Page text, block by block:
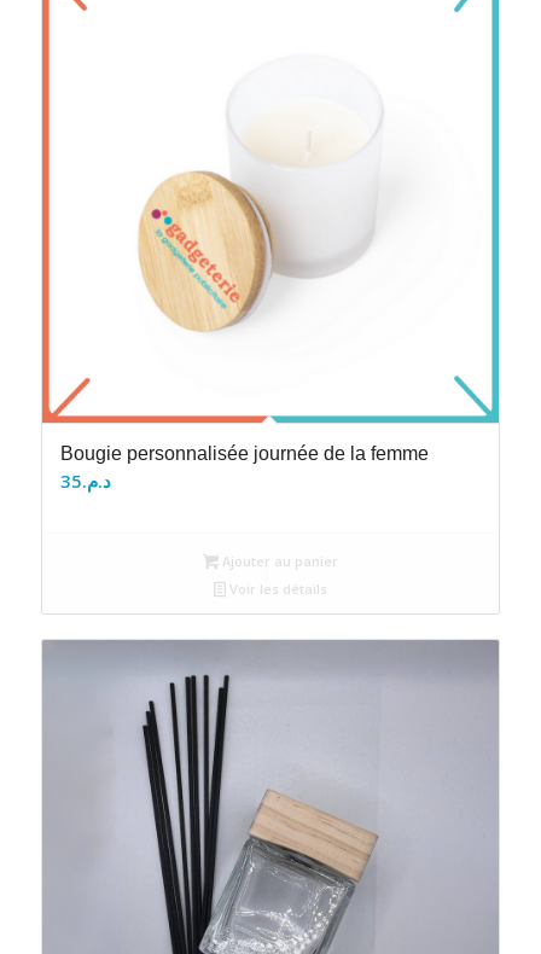
Bougie personnalisée journée de la femme
د.م.35
Ajouter au panier
Voir les détails